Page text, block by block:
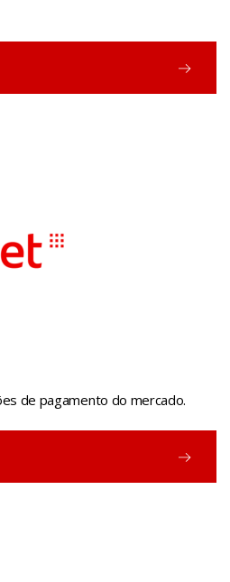
de pagamento do mercado.